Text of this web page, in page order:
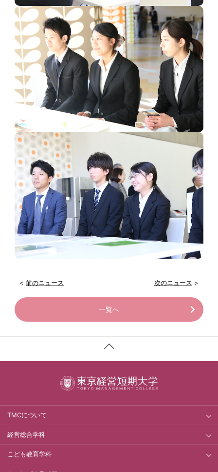
< 前のニュース 次のニュース >
一覧へ
TMCについて
経営総合学科
こども教育学科